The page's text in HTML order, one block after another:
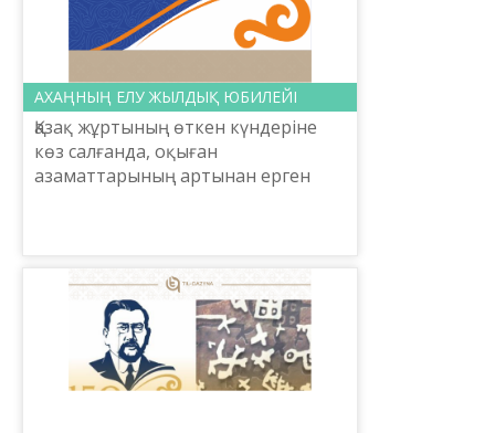
АХАҢНЫҢ ЕЛУ ЖЫЛДЫҚ ЮБИЛЕЙІ
Қазақ жұртының өткен күндеріне
көз салғанда, оқыған
азаматтарының артынан ерген